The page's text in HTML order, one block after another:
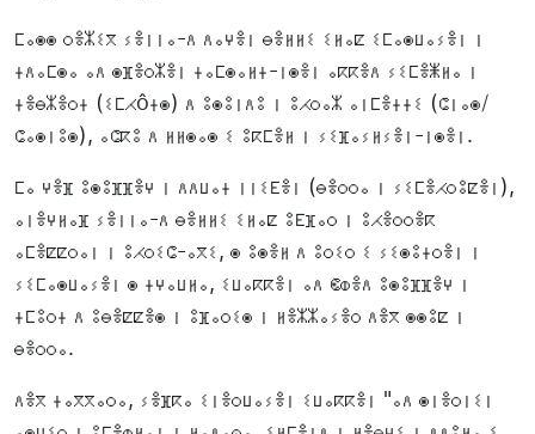
ⵎⴰⵙⵙ ⵔⴻⵣⵉⴳ ⵢⴻⵏⵏⴰ-ⴷ ⴷⴰⵖⴻⵏ ⴱⴻⵍⵍⵉ ⵉⵍⴰⵇ ⵉⵎⴰⵙⵡⴰⵢⴻⵏ ⵏ
ⵜⴷⴰⵎⵙⴰ ⴰⴷ ⵙⴼⴻⵔⵣⴻⵏ ⵜⴰⵎⵙⴰⵍⵜ-ⵏⵙⴻⵏ ⴰⴽⴽⴻⴷ ⵢⵉⵎⴻⵥⵍⴰ ⵏ
ⵜⴻⴱⵣⴻⵔⵜ (ⵉⵎⵃôⵜⵙ) ⴷ ⵓⵙⵓⵏⴷⵓ ⵏ ⵓⵃⵔⴰⵣ ⴰⵏⵎⴻⵜⵜⵉ (ⵛⵏⴰⵙ/
ⵛⴰⵙⵏⵓⵙ), ⴰⵛⴽⵓ ⴷ ⵍⵍⵙⴰⵙ ⵉ ⵓⴽⵎⴻⵍ ⵏ ⵢⵉⴼⴰⵢⵍⵢⴻⵏ-ⵏⵙⴻⵏ.
ⵎⴰ ⵖⴻⴼ ⵓⵙⵓⴼⴼⴻⵖ ⵏ ⴷⴷⵡⴰⵜ ⵏⵏⵉⴹⴻⵏ (ⴱⴻⵔⵔⴰ ⵏ ⵢⵉⵎⴻⵃⵔⵓⵇⴻⵏ),
ⴰⵏⴻⵖⵍⴰⴼ ⵢⴻⵏⵏⴰ-ⴷ ⴱⴻⵍⵍⵉ ⵉⵍⴰⵇ ⵓⴹⴼⴰⵔ ⵏ ⵓⵃⴻⵔⵔⴻⴽ
ⴰⵎⴻⵇⵇⵔⴰⵏ ⵏ ⵓⵃⵔⵉⵛ-ⴰⴳⵉ, ⵙ ⵓⵙⴻⵍ ⴷ ⵓⵔⵉⵔ ⵉ ⵢⵉⵙⵓⵜⵔⴻⵏ ⵏ
ⵢⵉⵎⴰⵙⵡⴰⵢⴻⵏ ⵙ ⵜⵖⴰⵡⵍⴰ, ⵉⵡⴰⴽⴽⴻⵏ ⴰⴷ ⵞⵀⴻⴷ ⵓⵙⵓⴼⴼⴻⵖ ⵏ
ⵜⵎⵓⵔⵜ ⴷ ⵓⴱⴻⵇⵇⴻⵙ ⵏ ⵓⴼⴰⵔⵉⵙ ⵏ ⵍⴻⵣⵣⴰⵢⴻⵔ ⴷⴻⴳ ⵙⵙⵓⵇ ⵏ
ⴱⴻⵔⵔⴰ.
ⴷⴻⴳ ⵜⴰⴳⴳⴰⵔⴰ, ⵢⴻⴼⴽⴰ ⵉⵏⴻⵔⵡⴰⵢⴻⵏ ⵉⵡⴰⴽⴽⴻⵏ "ⴰⴷ ⵙⵏⴻⵔⵏⵉⵏ